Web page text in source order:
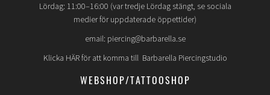
Lördag: 11:00–16:00 (var tredje Lördag stängt, se sociala
medier för uppdaterade öppettider)
email: piercing@barbarella.se
Klicka HÄR för att komma till Barbarella Piercingstudio
WEBSHOP/TATTOOSHOP